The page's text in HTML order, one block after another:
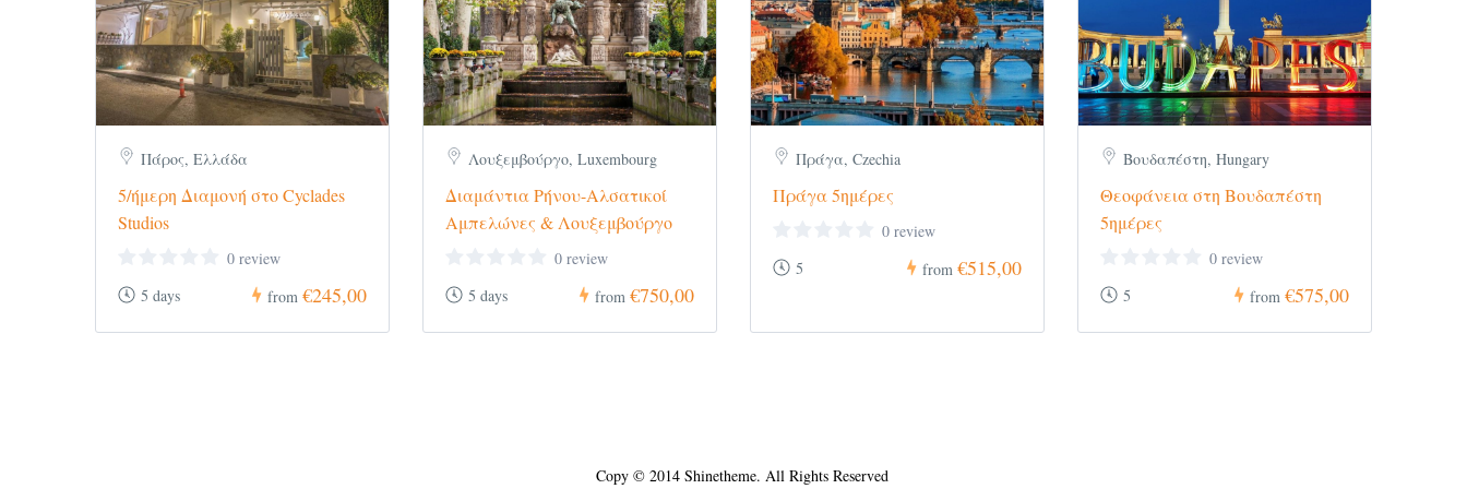
Δείτε περισσότερα πακέτα για την Πάροεδώ.
Πάρος, Ελλάδα
5/ήμερη Διαμονή στο Cyclades
Studios
0 review
5 days
from €245,00
Λουξεμβούργο, Luxembourg
Διαμάντια Ρήνου-Αλσατικοί
Αμπελώνες & Λουξεμβούργο
0 review
5 days
from €750,00
Πράγα, Czechia
Πράγα 5ημέρες
0 review
5
from €515,00
Βουδαπέστη, Hungary
Θεοφάνεια στη Βουδαπέστη
5ημέρες
0 review
5
from €575,00
Copy © 2014 Shinetheme. All Rights Reserved